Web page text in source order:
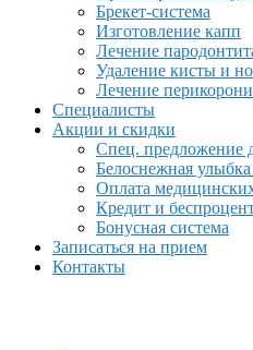
Брекет-система
Изготовление капп
Лечение
Удаление кисты и
Лечение
Специалисты
Акции и скидки
Спец. предложение
Белоснежная
Оплата
Кредит и
Бонусная система
Записаться на прием
Контакты